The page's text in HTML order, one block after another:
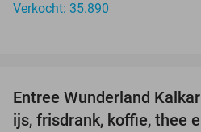
Verkocht: 35.890
Entree Wunderland
ijs, frisdrank, koffie, thee